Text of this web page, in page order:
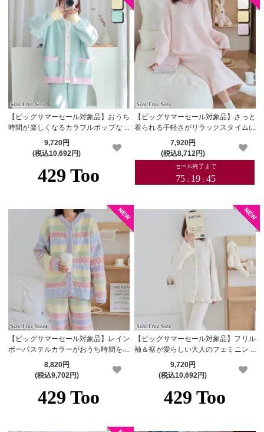
【ビッグサマーセール対象品】おうち
時間が楽しくなるカラフルポップなリ
ラックスルームウェア(ROOMWEAR)
9,720円
(税込10,692円)
【ビッグサマーセール対象品】さっと
着られる手軽さがリラックスタイムに
ぴったりなルームウェア(ROOMWEA
7,920円
(税込8,712円)
【ビッグサマーセール対象品】レイン
ボーパステルカラーがおうち時間をハ
ッピーにするルームウェア(ROOMWE
8,820円
(税込9,702円)
【ビッグサマーセール対象品】フリル
袖＆裾が愛らしい大人のフェミニンリ
ラックスルームウェア(ROOMWEAR)
9,720円
(税込10,692円)